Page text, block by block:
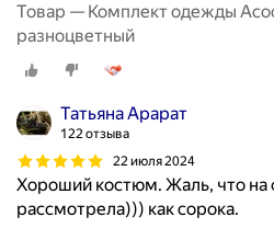
Товар — Комплект одежды
разноцветный
Татьяна Арарат
122 отзыва
22 июля 2024
Хороший костюм. Жаль, что на
рассмотрела))) как сорока.